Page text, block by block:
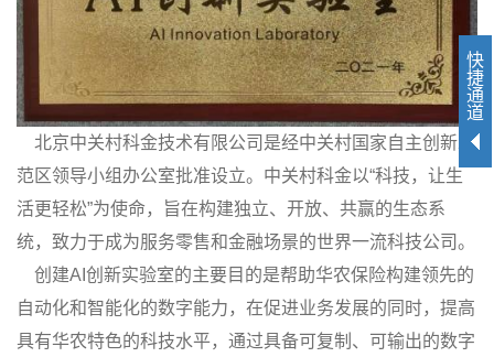
北京中关村科金技术有限公司是经中关村国家自主创新示
范区领导小组办公室批准设立。中关村科金以“科技，让生
活更轻松”为使命，旨在构建独立、开放、共赢的生态系
统，致力于成为服务零售和金融场景的世界一流科技公司。
创建AI创新实验室的主要目的是帮助华农保险构建领先的
自动化和智能化的数字能力，在促进业务发展的同时，提高
具有华农特色的科技水平，通过具备可复制、可输出的数字
快
捷
通
道